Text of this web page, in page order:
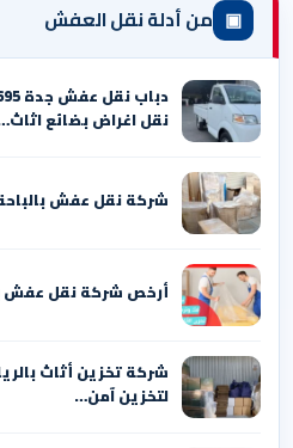
▣ من أدلة نقل العفش
نقل اغراض بضائع
شركة نقل عفش
أرخص شركة نقل عفش
شركة تخزين أثاث
لتخزين آمن…